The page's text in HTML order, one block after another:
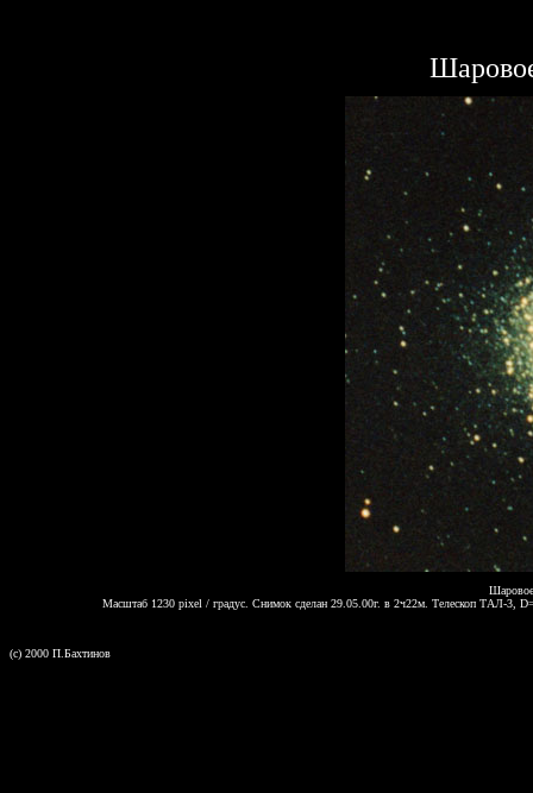
Масштаб 1230 pixel / градус. Снимок сделан 29.05.00г. в 2ч22м. Телескоп ТАЛ-3,
(c) 2000 П.Бахтинов